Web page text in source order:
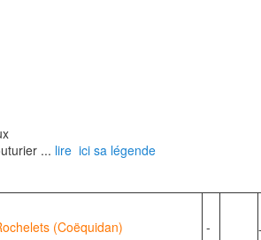
... lire ici sa légende
(Coëquidan) -